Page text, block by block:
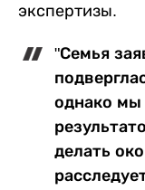
экспертизы.
"Семья
однако
делать